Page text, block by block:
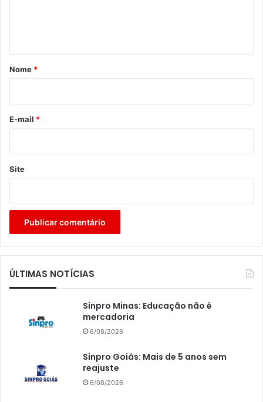
r
*
Nome *
E-mail *
Site
ÚLTIMAS NOTÍCIAS
Sinpro Minas: Educação não é
mercadoria
6/08/2026
Sinpro Goiás: Mais de 5 anos sem
reajuste
6/08/2026